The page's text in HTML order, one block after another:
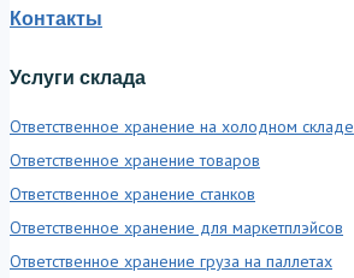
Контакты
Услуги склада
Ответственное хранение на холодном складе
Ответственное хранение товаров
Ответственное хранение станков
Ответственное хранение для маркетплэйсов
Ответственное хранение груза на паллетах